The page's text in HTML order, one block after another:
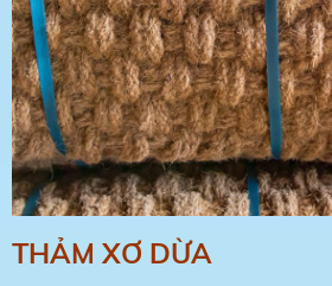
THẢM XƠ DỪA